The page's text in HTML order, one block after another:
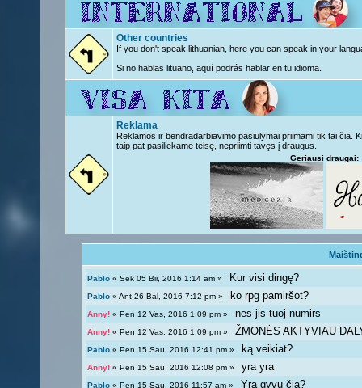
Other countries
If you don't speak lithuanian, here you can speak in your
Si no hablas lituano, aquí podrás hablar en tu idioma.
Reklama
Reklamos ir bendradarbiavimo pasiūlymai priimami tik tai čia.
taip pat pasiliekame teisę, nepriimti tavęs į draugus.
Geriausi draugai:
Pablo « Sek 05 Bir, 2016 1:14 am » Kur visi dingę?
Pablo « Ant 26 Bal, 2016 7:12 pm » ko rpg pamiršot?
Anny! « Pen 12 Vas, 2016 1:09 pm »nes jis tuoj numirs
Anny! « Pen 12 Vas, 2016 1:09 pm »ŽMONĖS AKTYVIAU
Pablo « Pen 15 Sau, 2016 12:41 pm » ką veikiat?
Anny! « Pen 15 Sau, 2016 12:08 pm »yra yra
Pablo « Pen 15 Sau, 2016 11:57 am » Yra gyvų čia?